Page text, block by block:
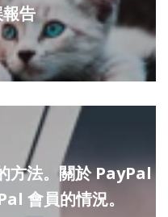
告
方法。關於 PayPal
會員的情況。